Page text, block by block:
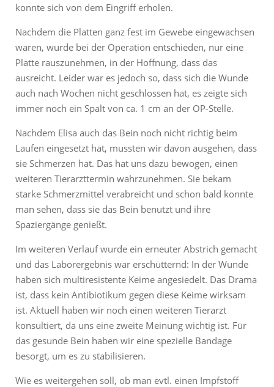
konnte sich von dem Eingriff erholen.
Nachdem die Platten ganz fest im Gewebe eingewachsen
waren, wurde bei der Operation entschieden, nur eine
Platte rauszunehmen, in der Hoffnung, dass das
ausreicht. Leider war es jedoch so, dass sich die Wunde
auch nach Wochen nicht geschlossen hat, es zeigte sich
immer noch ein Spalt von ca. 1 cm an der OP-Stelle.
Nachdem Elisa auch das Bein noch nicht richtig beim
Laufen eingesetzt hat, mussten wir davon ausgehen, dass
sie Schmerzen hat. Das hat uns dazu bewogen, einen
weiteren Tierarzttermin wahrzunehmen. Sie bekam
starke Schmerzmittel verabreicht und schon bald konnte
man sehen, dass sie das Bein benutzt und ihre
Spaziergänge genießt.
Im weiteren Verlauf wurde ein erneuter Abstrich gemacht
und das Laborergebnis war erschütternd: In der Wunde
haben sich multiresistente Keime angesiedelt. Das Drama
ist, dass kein Antibiotikum gegen diese Keime wirksam
ist. Aktuell haben wir noch einen weiteren Tierarzt
konsultiert, da uns eine zweite Meinung wichtig ist. Für
das gesunde Bein haben wir eine spezielle Bandage
besorgt, um es zu stabilisieren.
Wie es weitergehen soll, ob man evtl. einen Impfstoff